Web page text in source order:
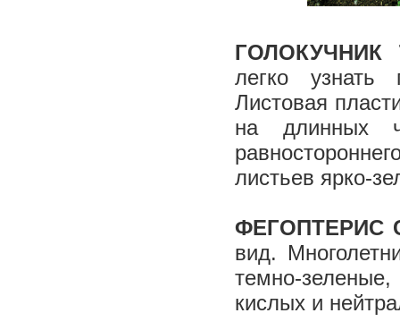
ГОЛОКУЧНИК
легко узнать
Листовая
на длинных
листьев ярко-
вид.
темно-
кислых и